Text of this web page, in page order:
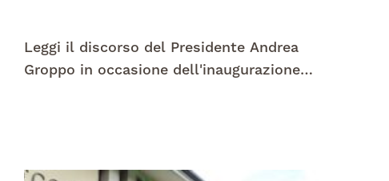
Leggi il discorso del Presidente Andrea
Groppo in occasione dell'inaugurazione